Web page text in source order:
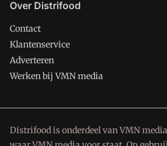
Over Distrifood
Contact
Klantenservice
Adverteren
Werken bij VMN media
Distrifood is onderdeel van VMN